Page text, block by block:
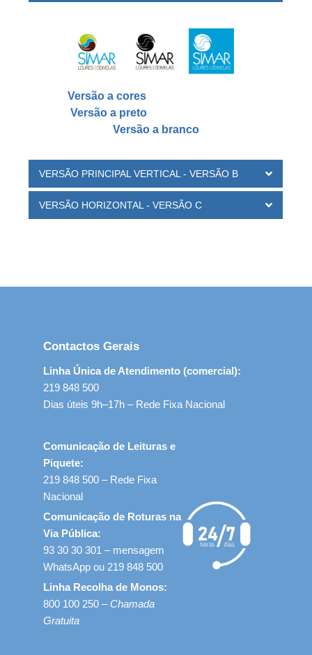
Versão a cores
Versão a preto
Versão a branco
VERSÃO PRINCIPAL VERTICAL - VERSÃO B
VERSÃO HORIZONTAL - VERSÃO C
Contactos Gerais
Linha Única de Atendimento (comercial):
219 848 500
Dias úteis 9h–17h – Rede Fixa Nacional
Comunicação de Leituras e
Piquete:
219 848 500 – Rede Fixa
Nacional
Comunicação de Roturas na
Via Pública:
93 30 30 301 – mensagem
WhatsApp ou 219 848 500
Linha Recolha de Monos:
800 100 250 – Chamada
Gratuita